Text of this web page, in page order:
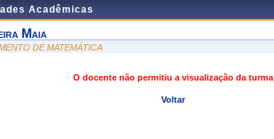
Acadêmicas
Maia
DE MATEMÁTICA
O docente não permitiu a visualização da turma
Voltar